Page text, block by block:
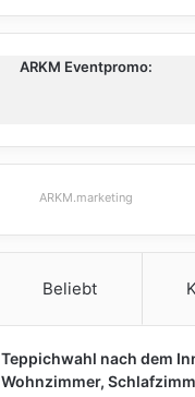
ARKM Eventpromo:
ARKM.marketing
Beliebt
Teppichwahl nach dem
Wohnzimmer,